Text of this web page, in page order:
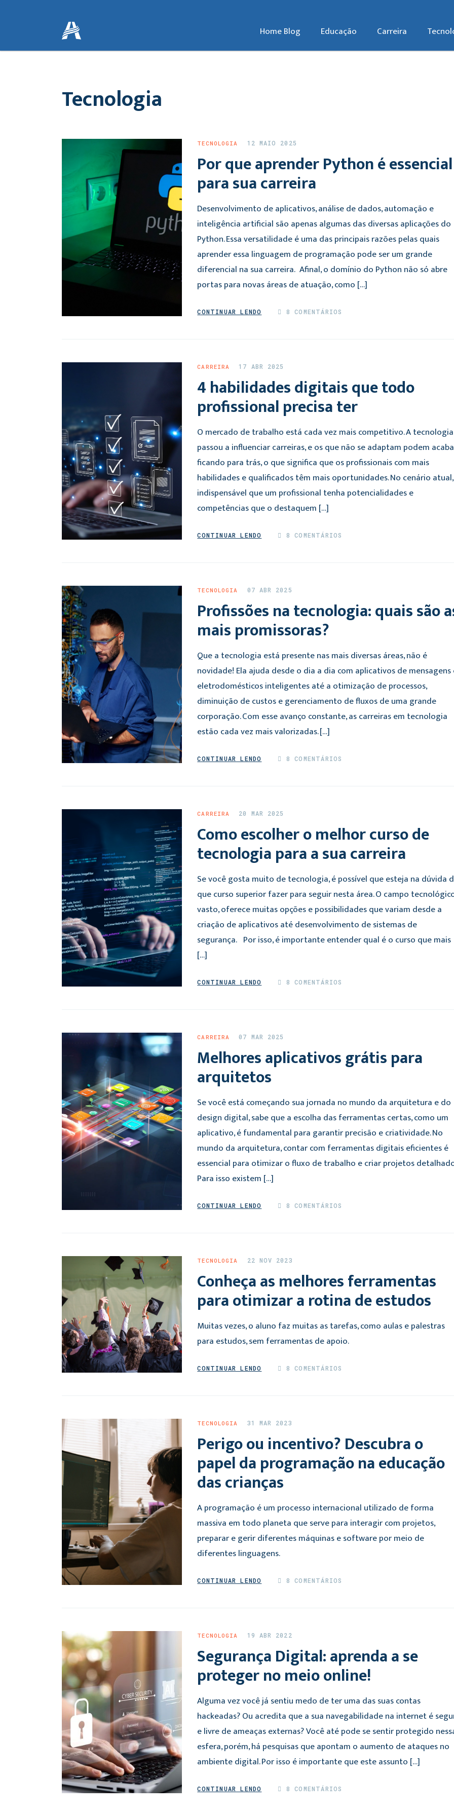
Home Blog Educação Carreira
Tecnologia
TECNOLOGIA 12 MAIO 2025
Por que aprender Python é essencial
para sua carreira
Desenvolvimento de aplicativos, análise de dados, automação e
inteligência artificial são apenas algumas das diversas aplicações do
Python. Essa versatilidade é uma das principais razões pelas quais
aprender essa linguagem de programação pode ser um grande
diferencial na sua carreira. Afinal, o domínio do Python não só abre
portas para novas áreas de atuação, como […]
CONTINUAR LENDO 8 COMENTÁRIOS
CARREIRA 17 ABR 2025
4 habilidades digitais que todo
profissional precisa ter
O mercado de trabalho está cada vez mais competitivo. A tecnologia
passou a influenciar carreiras, e os que não se adaptam podem
ficando para trás, o que significa que os profissionais com mais
habilidades e qualificados têm mais oportunidades. No cenário
indispensável que um profissional tenha potencialidades e
competências que o destaquem […]
CONTINUAR LENDO 8 COMENTÁRIOS
TECNOLOGIA 07 ABR 2025
Profissões na tecnologia: quais são
mais promissoras?
Que a tecnologia está presente nas mais diversas áreas, não é
novidade! Ela ajuda desde o dia a dia com aplicativos de mensagens
eletrodomésticos inteligentes até a otimização de processos,
diminuição de custos e gerenciamento de fluxos de uma grande
corporação. Com esse avanço constante, as carreiras em tecnologia
estão cada vez mais valorizadas. […]
CONTINUAR LENDO 8 COMENTÁRIOS
CARREIRA 20 MAR 2025
Como escolher o melhor curso de
tecnologia para a sua carreira
Se você gosta muito de tecnologia, é possível que esteja na dúvida
que curso superior fazer para seguir nesta área. O campo
vasto, oferece muitas opções e possibilidades que variam desde a
criação de aplicativos até desenvolvimento de sistemas de
segurança. Por isso, é importante entender qual é o curso que mais
[…]
CONTINUAR LENDO 8 COMENTÁRIOS
CARREIRA 07 MAR 2025
Melhores aplicativos grátis para
arquitetos
Se você está começando sua jornada no mundo da arquitetura e do
design digital, sabe que a escolha das ferramentas certas, como um
aplicativo, é fundamental para garantir precisão e criatividade. No
mundo da arquitetura, contar com ferramentas digitais eficientes é
essencial para otimizar o fluxo de trabalho e criar projetos
Para isso existem […]
CONTINUAR LENDO 8 COMENTÁRIOS
TECNOLOGIA 22 NOV 2023
Conheça as melhores ferramentas
para otimizar a rotina de estudos
Muitas vezes, o aluno faz muitas as tarefas, como aulas e palestras
para estudos, sem ferramentas de apoio.
CONTINUAR LENDO 8 COMENTÁRIOS
TECNOLOGIA 31 MAR 2023
Perigo ou incentivo? Descubra o
papel da programação na educação
das crianças
A programação é um processo internacional utilizado de forma
massiva em todo planeta que serve para interagir com projetos,
preparar e gerir diferentes máquinas e software por meio de
diferentes linguagens.
CONTINUAR LENDO 8 COMENTÁRIOS
TECNOLOGIA 19 ABR 2022
Segurança Digital: aprenda a se
proteger no meio online!
Alguma vez você já sentiu medo de ter uma das suas contas
hackeadas? Ou acredita que a sua navegabilidade na internet é
e livre de ameaças externas? Você até pode se sentir protegido
esfera, porém, há pesquisas que apontam o aumento de ataques no
ambiente digital. Por isso é importante que este assunto […]
CONTINUAR LENDO 8 COMENTÁRIOS